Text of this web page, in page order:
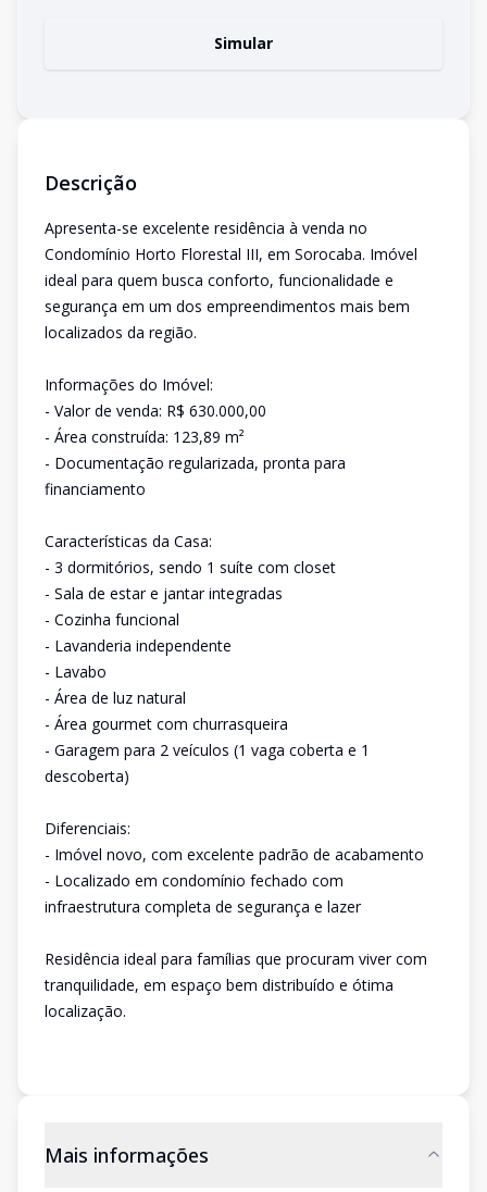
Simular
Descrição
Apresenta-se excelente residência à venda no
Condomínio Horto Florestal III, em Sorocaba. Imóvel
ideal para quem busca conforto, funcionalidade e
segurança em um dos empreendimentos mais bem
localizados da região.
Informações do Imóvel:
- Valor de venda: R$ 630.000,00
- Área construída: 123,89 m²
- Documentação regularizada, pronta para
financiamento
Características da Casa:
- 3 dormitórios, sendo 1 suíte com closet
- Sala de estar e jantar integradas
- Cozinha funcional
- Lavanderia independente
- Lavabo
- Área de luz natural
- Área gourmet com churrasqueira
- Garagem para 2 veículos (1 vaga coberta e 1
descoberta)
Diferenciais:
- Imóvel novo, com excelente padrão de acabamento
- Localizado em condomínio fechado com
infraestrutura completa de segurança e lazer
Residência ideal para famílias que procuram viver com
tranquilidade, em espaço bem distribuído e ótima
localização.
Mais informações